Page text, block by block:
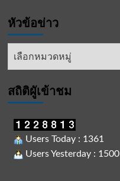
หัวข้อข่าว
หัวข้อ
สถิติผูัเข้าชม
Users Today : 1361
Users Yesterday : 1500